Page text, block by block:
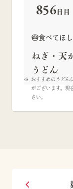
856 日目
食べてほ
ねぎ・天
うどん
おすすめのうどん
がございます。現
さい。